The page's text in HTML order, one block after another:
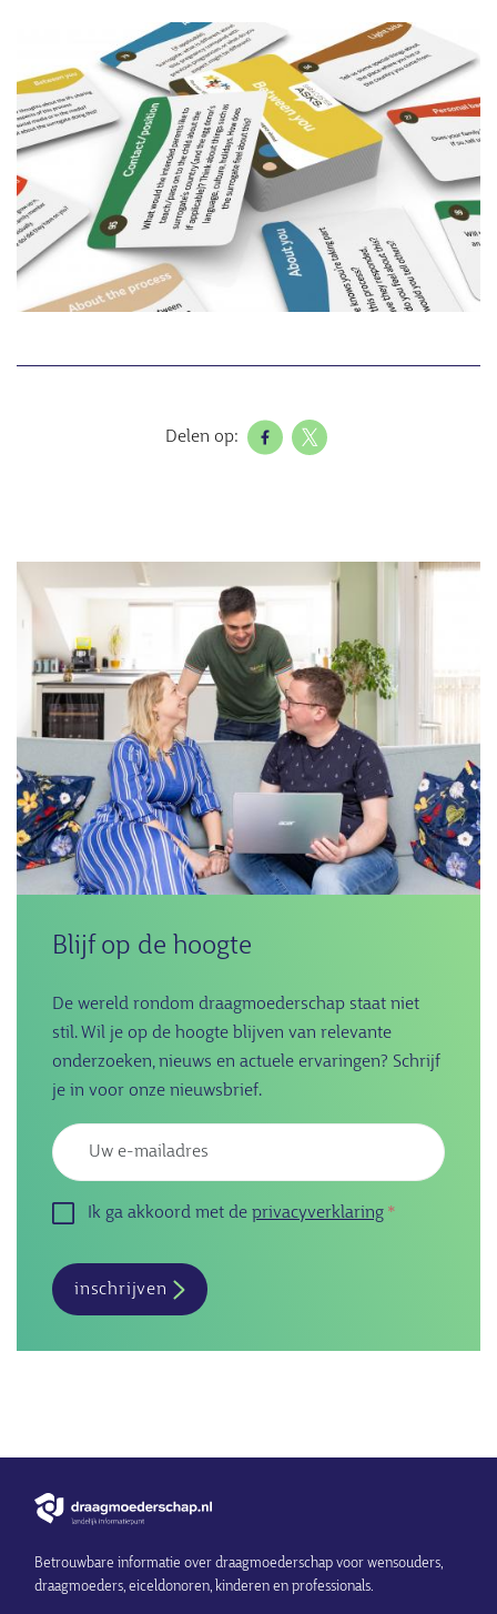
Delen op:
Blijf op de hoogte
De wereld rondom draagmoederschap staat niet
stil. Wil je op de hoogte blijven van relevante
onderzoeken, nieuws en actuele ervaringen? Schrijf
je in voor onze nieuwsbrief.
Ik ga akkoord met de privacyverklaring
inschrijven
Betrouwbare informatie over draagmoederschap voor wensouders,
draagmoeders, eiceldonoren, kinderen en professionals.